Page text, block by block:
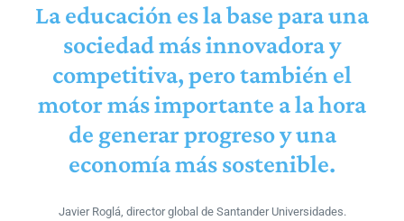
La educación es la base para una
sociedad más innovadora y
competitiva, pero también el
motor más importante a la hora
de generar progreso y una
economía más sostenible.
Javier Roglá, director global de Santander Universidades.